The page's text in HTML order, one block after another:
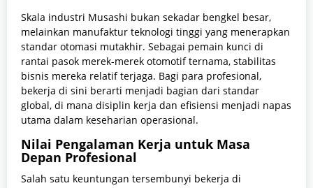
Skala industri Musashi bukan sekadar bengkel besar,
melainkan manufaktur teknologi tinggi yang menerapkan
standar otomasi mutakhir. Sebagai pemain kunci di
rantai pasok merek-merek otomotif ternama, stabilitas
bisnis mereka relatif terjaga. Bagi para profesional,
bekerja di sini berarti menjadi bagian dari standar
global, di mana disiplin kerja dan efisiensi menjadi napas
utama dalam keseharian operasional.
Nilai Pengalaman Kerja untuk Masa
Depan Profesional
Salah satu keuntungan tersembunyi bekerja di